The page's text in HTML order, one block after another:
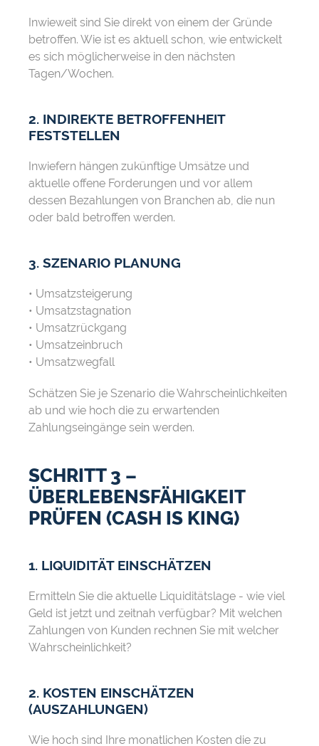
Inwieweit sind Sie direkt von einem der Gründe
betroffen. Wie ist es aktuell schon, wie entwickelt
es sich möglicherweise in den nächsten
Tagen/Wochen.
2. INDIREKTE BETROFFENHEIT
FESTSTELLEN
Inwiefern hängen zukünftige Umsätze und
aktuelle offene Forderungen und vor allem
dessen Bezahlungen von Branchen ab, die nun
oder bald betroffen werden.
3. SZENARIO PLANUNG
• Umsatzsteigerung
• Umsatzstagnation
• Umsatzrückgang
• Umsatzeinbruch
• Umsatzwegfall
Schätzen Sie je Szenario die Wahrscheinlichkeiten
ab und wie hoch die zu erwartenden
Zahlungseingänge sein werden.
SCHRITT 3 –
ÜBERLEBENSFÄHIGKEIT
PRÜFEN (CASH IS KING)
1. LIQUIDITÄT EINSCHÄTZEN
Ermitteln Sie die aktuelle Liquiditätslage - wie viel
Geld ist jetzt und zeitnah verfügbar? Mit welchen
Zahlungen von Kunden rechnen Sie mit welcher
Wahrscheinlichkeit?
2. KOSTEN EINSCHÄTZEN
(AUSZAHLUNGEN)
Wie hoch sind Ihre monatlichen Kosten die zu